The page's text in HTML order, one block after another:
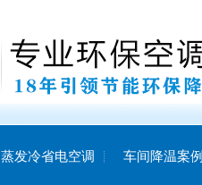
蒸发冷省电空调 车间降温案例